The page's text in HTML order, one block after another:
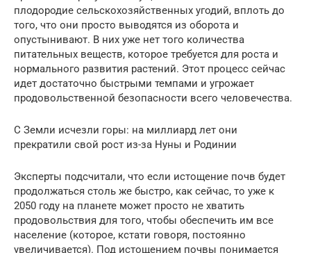
плодородие сельскохозяйственных угодий, вплоть до
того, что они просто выводятся из оборота и
опустынивают. В них уже нет того количества
питательных веществ, которое требуется для роста и
нормального развития растений. Этот процесс сейчас
идет достаточно быстрыми темпами и угрожает
продовольственной безопасности всего человечества.
С Земли исчезли горы: на миллиард лет они
прекратили свой рост из-за Нуны и Родинии
Эксперты подсчитали, что если истощение почв будет
продолжаться столь же быстро, как сейчас, то уже к
2050 году на планете может просто не хватить
продовольствия для того, чтобы обеспечить им все
население (которое, кстати говоря, постоянно
увеличивается). Под истощением почвы понимается